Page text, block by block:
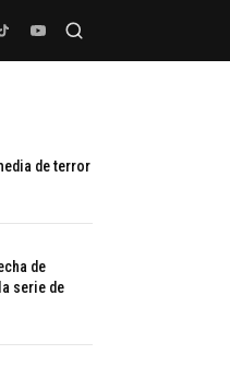
de terror
de
serie de